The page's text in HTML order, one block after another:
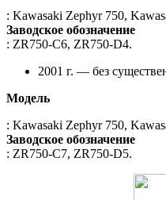
: Kawasaki Zephyr 750,
Заводское обозначение
: ZR750-C6, ZR750-D4.
2001 г. — без
Модель
: Kawasaki Zephyr 750,
Заводское обозначение
: ZR750-C7, ZR750-D5.